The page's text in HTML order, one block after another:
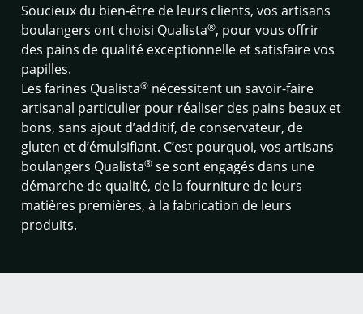
Soucieux du bien-être de leurs clients, vos artisans
boulangers ont choisi Qualista®, pour vous offrir
des pains de qualité exceptionnelle et satisfaire vos
papilles.
Les farines Qualista® nécessitent un savoir-faire
artisanal particulier pour réaliser des pains beaux et
bons, sans ajout d’additif, de conservateur, de
gluten et d’émulsifiant. C’est pourquoi, vos artisans
boulangers Qualista® se sont engagés dans une
démarche de qualité, de la fourniture de leurs
matières premières, à la fabrication de leurs
produits.